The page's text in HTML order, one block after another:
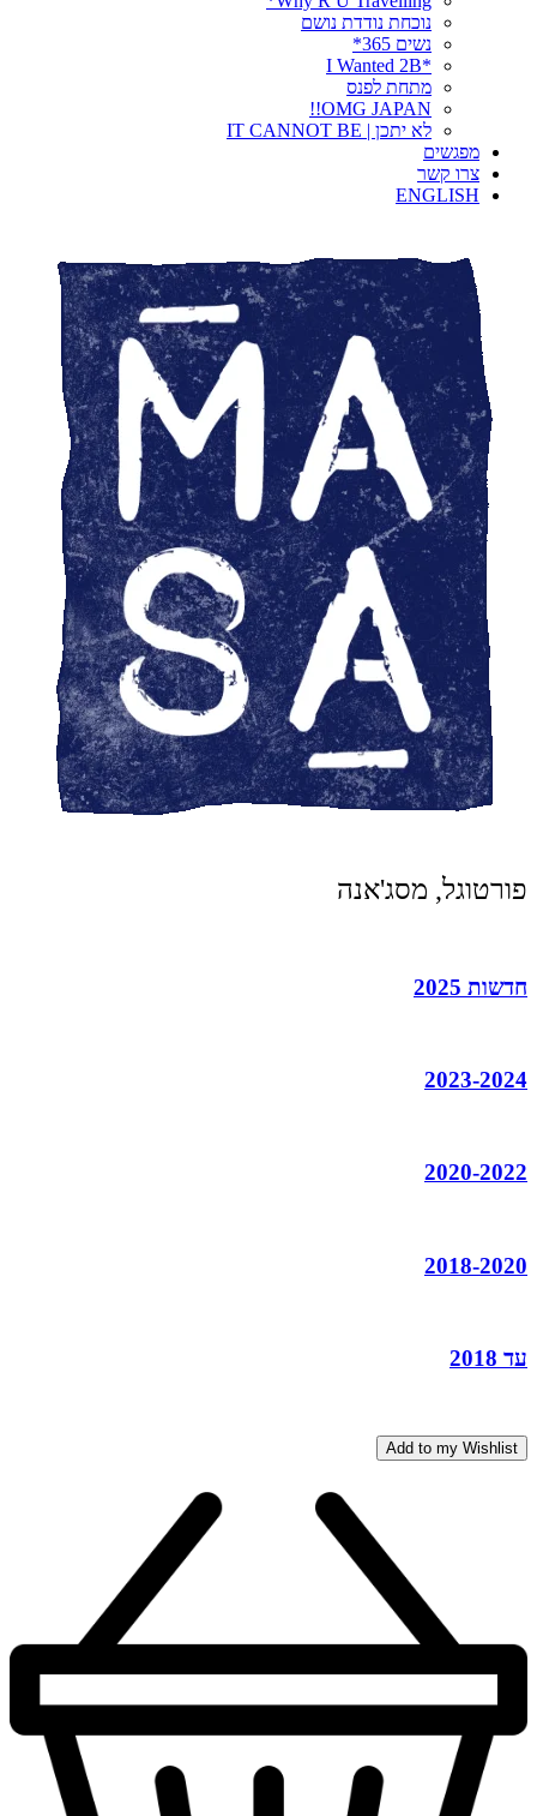
נוכחת נודדת נושם
נשים 365*
*I Wanted 2B
מתחת לפנס
OMG JAPAN!!
לא יתכן | IT CANNOT BE
מפגשים
צרו קשר
ENGLISH
פורטוגל, מסג'אנה
חדשות 2025
2023-2024
2020-2022
2018-2020
עד 2018
Add to my Wishlist